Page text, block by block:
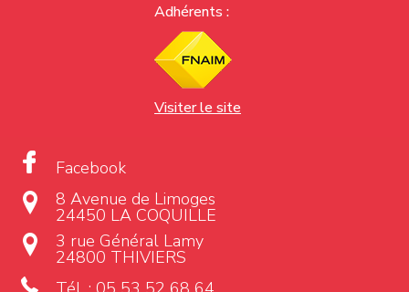
Adhérents :
Visiter le site
Facebook
8 Avenue de Limoges
24450 LA COQUILLE
3 rue Général Lamy
24800 THIVIERS